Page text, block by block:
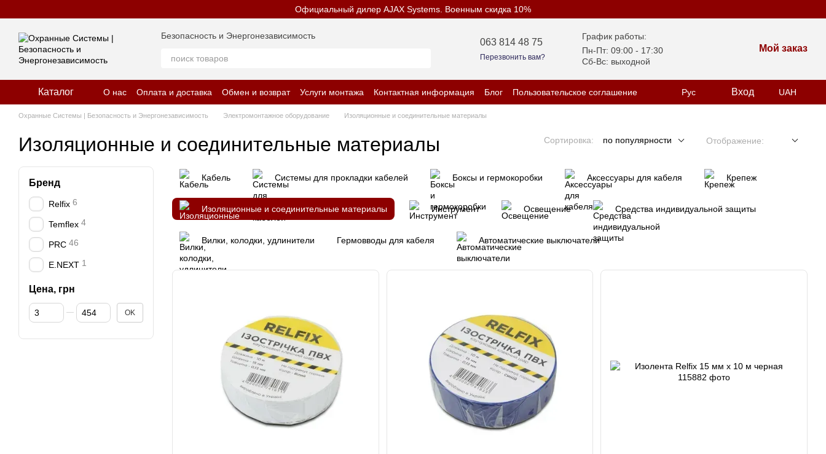
Официальный дилер AJAX Systems. Военным скидка 10%
Безопасность и Энергонезависимость
063 814 48 75
Перезвонить вам?
График работы:
Пн-Пт: 09:00 - 17:30
Сб-Вс: выходной
Мой заказ
Каталог О нас Оплата и доставка Обмен и возврат Услуги монтажа Контактная информация Блог
Пользовательское соглашение
Отзывы о магазине
Политика конфиденциальности
Рус Вход UAH
Охранные Системы | Безопасность и Энергонезависимость Электромонтажное оборудование Изоляционные и соединительные материалы
Изоляционные и соединительные материалы Сортировка: по популярности Отображение:
Кабель Системы для прокладки кабелей Боксы и гермокоробки Аксессуары для кабеля Крепеж
Изоляционные и соединительные материалы Инструмент Освещение Средства индивидуальной защиты
Вилки, колодки, удлинители Гермовводы для кабеля Автоматические выключатели
Бренд
Relfix 6
Temflex 4
PRC 46
E.NEXT 1
Цена, грн
От Цена, грн
До Цена, грн OK